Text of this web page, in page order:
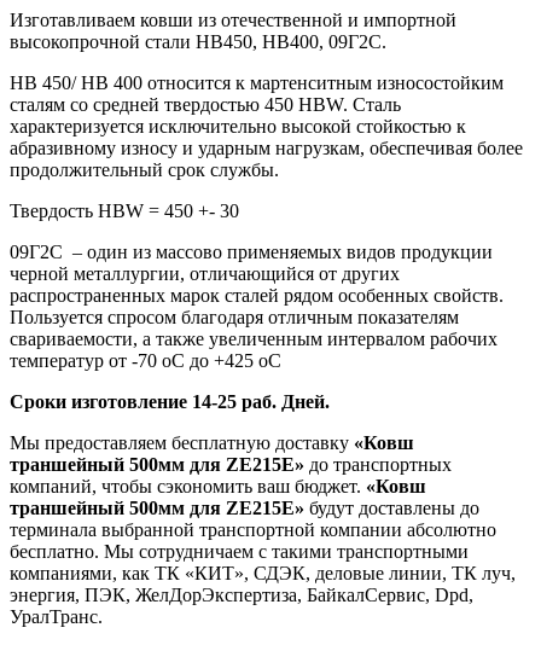
Изготавливаем ковши из отечественной и импортной
высокопрочной стали HB450, HB400, 09Г2С.
HB 450/ HB 400 относится к мартенситным износостойким
сталям со средней твердостью 450 HBW. Сталь
характеризуется исключительно высокой стойкостью к
абразивному износу и ударным нагрузкам, обеспечивая более
продолжительный срок службы.
Твердость HBW = 450 +- 30
09Г2С – один из массово применяемых видов продукции
черной металлургии, отличающийся от других
распространенных марок сталей рядом особенных свойств.
Пользуется спросом благодаря отличным показателям
свариваемости, а также увеличенным интервалом рабочих
температур от -70 оС до +425 оС
Сроки изготовление 14-25 раб. Дней.
Мы предоставляем бесплатную доставку «Ковш
траншейный 500мм для ZE215E» до транспортных
компаний, чтобы сэкономить ваш бюджет. «Ковш
траншейный 500мм для ZE215E» будут доставлены до
терминала выбранной транспортной компании абсолютно
бесплатно. Мы сотрудничаем с такими транспортными
компаниями, как ТК «КИТ», СДЭК, деловые линии, ТК луч,
энергия, ПЭК, ЖелДорЭкспертиза, БайкалСервис, Dpd,
УралТранс.